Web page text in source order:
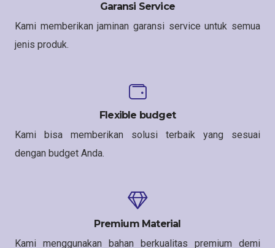
Garansi Service
Kami memberikan jaminan garansi service untuk semua
jenis produk.
Flexible budget
Kami bisa memberikan solusi terbaik yang sesuai
dengan budget Anda.
Premium Material
Kami menggunakan bahan berkualitas premium demi